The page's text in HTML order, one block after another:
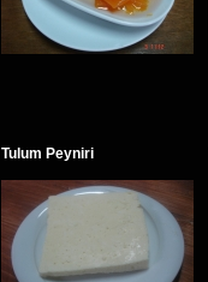
Tulum Peyniri